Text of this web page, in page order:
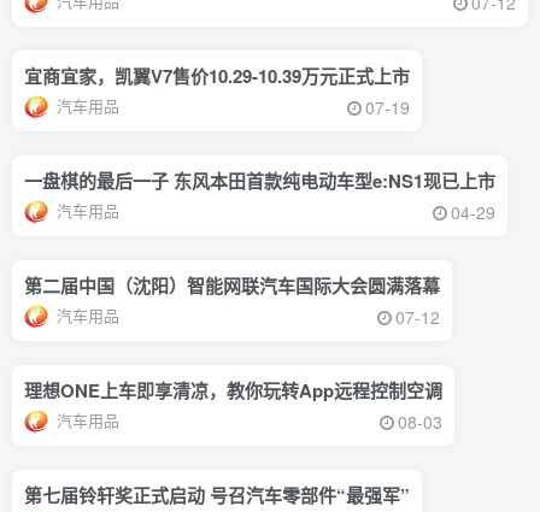
宜商宜家，凯翼V7售价10.29-10.39万元正式上市
汽车用品 07-19
一盘棋的最后一子 东风本田首款纯电动车型e:NS1现已上市
汽车用品 04-29
第二届中国（沈阳）智能网联汽车国际大会圆满落幕
汽车用品 07-12
理想ONE上车即享清凉，教你玩转App远程控制空调
汽车用品 08-03
第七届铃轩奖正式启动 号召汽车零部件“最强军”